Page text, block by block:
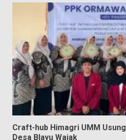
Craft-hub Himagri UMM
Desa Blayu Wajak